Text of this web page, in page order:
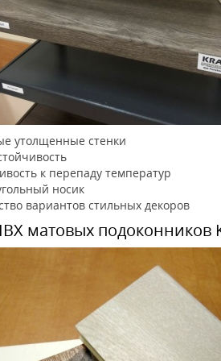
утолщенные стенки
к перепаду температур
носик
вариантов стильных декоров
матовых подоконников